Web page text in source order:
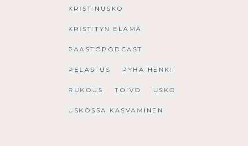
KRISTINUSKO
KRISTITYN ELÄMÄ
PAASTOPODCAST
PELASTUS PYHÄ HENKI
RUKOUS TOIVO USKO
USKOSSA KASVAMINEN